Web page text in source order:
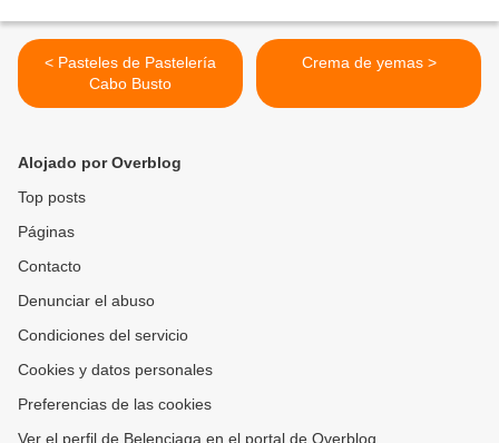
< Pasteles de Pastelería
Cabo Busto
Crema de yemas >
Alojado por Overblog
Top posts
Páginas
Contacto
Denunciar el abuso
Condiciones del servicio
Cookies y datos personales
Preferencias de las cookies
Ver el perfil de Belenciaga en el portal de Overblog